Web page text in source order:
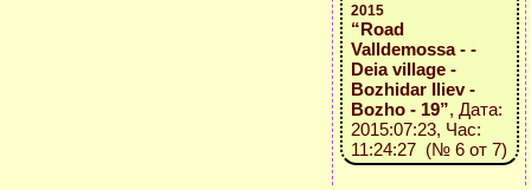
2015
“Road
Valldemossa - -
Deia village -
Bozhidar Iliev -
Bozho - 19”, Дата:
2015:07:23, Час:
11:24:27 (№ 6 от 7)